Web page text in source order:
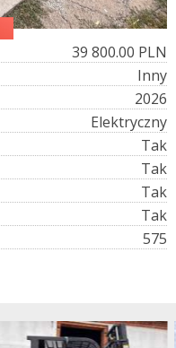
39 800.00 PLN
Inny
2026
Elektryczny
Tak
Tak
Tak
Tak
575